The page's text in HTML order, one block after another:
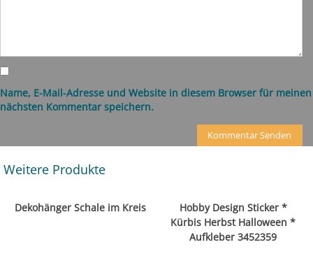
Name, E-Mail-Adresse und Website in diesem Browser für meinen
nächsten Kommentar speichern.
Weitere Produkte
Dekohänger Schale im Kreis
Hobby Design Sticker *
Kürbis Herbst Halloween *
Aufkleber 3452359